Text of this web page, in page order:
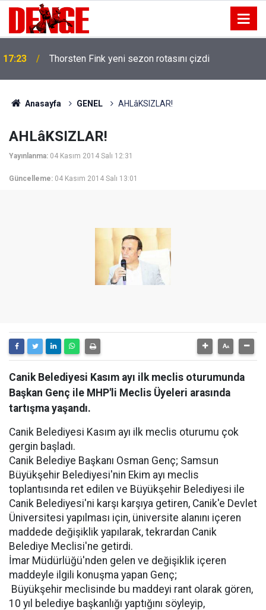
17:23 Thorsten Fink yeni sezon rotasını çizdi
Anasayfa GENEL AHLâKSIZLAR!
AHLâKSIZLAR!
Yayınlanma: 04 Kasım 2014 Salı 12:31
Güncelleme: 04 Kasım 2014 Salı 13:01
Canik Belediyesi Kasım ayı ilk meclis oturumunda
Başkan Genç ile MHP'li Meclis Üyeleri arasında
tartışma yaşandı.
Canik Belediyesi Kasım ayı ilk meclis oturumu çok
gergin başladı.
Canik Belediye Başkanı Osman Genç; Samsun
Büyükşehir Belediyesi'nin Ekim ayı meclis
toplantısında ret edilen ve Büyükşehir Belediyesi ile
Canik Belediyesi'ni karşı karşıya getiren, Canik'e Devlet
Üniversitesi yapılması için, üniversite alanını içeren
maddede değişiklik yapılarak, tekrardan Canik
Belediye Meclisi'ne getirdi.
İmar Müdürlüğü'nden gelen ve değişiklik içeren
maddeyle ilgili konuşma yapan Genç;
 Büyükşehir meclisinde bu maddeyi rant olarak gören,
10 yıl belediye başkanlığı yaptığını söyleyip,